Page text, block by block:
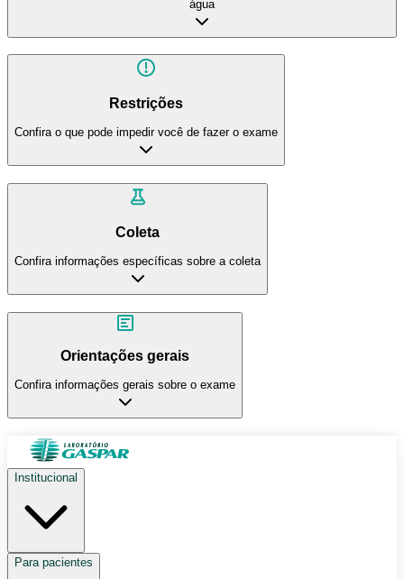
água
Restrições
Confira o que pode impedir você de fazer o exame
Coleta
Confira informações específicas sobre a coleta
Orientações gerais
Confira informações gerais sobre o exame
Institucional
Para pacientes